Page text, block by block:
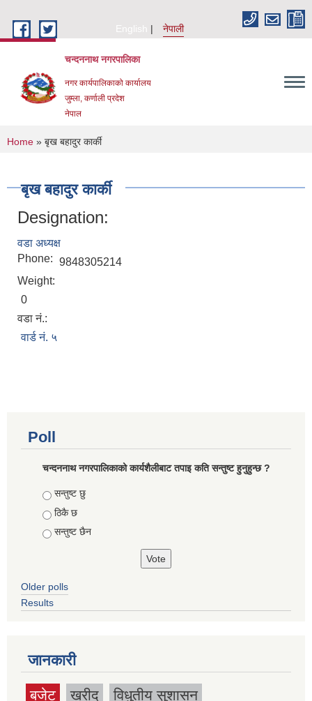
English
नेपाली
चन्दननाथ नगरपालिका
नगर कार्यपालिकाको कार्यालय
जुम्ला, कर्णाली प्रदेश
नेपाल
You are here
Home » बृख बहादुर कार्की
बृख बहादुर कार्की
Designation:
वडा अध्यक्ष
Phone: 9848305214
Weight:
0
वडा नं.:
वार्ड नं. ५
Poll
चन्दननाथ नगरपालिकाको कार्यशैलीबाट तपाइ कति सन्तुष्ट हुनुहुन्छ ?
Choices
सन्तुष्ट छु
ठिकै छ
सन्तुष्ट छैन
Older polls
Results
जानकारी
बजेट खरीद विधुतीय सुशासन